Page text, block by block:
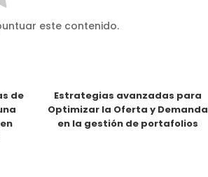
este contenido.
de
Estrategias avanzadas para
Optimizar la Oferta y Demanda
en la gestión de portafolios